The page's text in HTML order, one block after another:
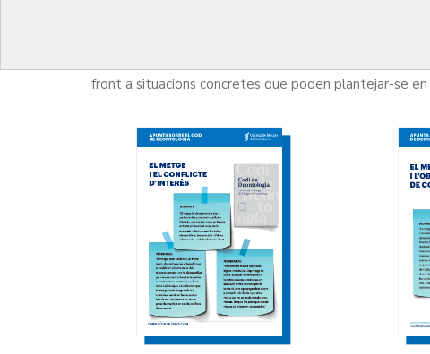
front a situacions concretes que poden plantejar-se